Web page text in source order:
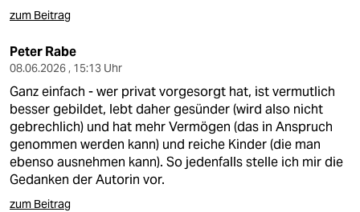
zum Beitrag
Peter Rabe
08.06.2026 , 15:13 Uhr
Ganz einfach - wer privat vorgesorgt hat, ist vermutlich
besser gebildet, lebt daher gesünder (wird also nicht
gebrechlich) und hat mehr Vermögen (das in Anspruch
genommen werden kann) und reiche Kinder (die man
ebenso ausnehmen kann). So jedenfalls stelle ich mir die
Gedanken der Autorin vor.
zum Beitrag